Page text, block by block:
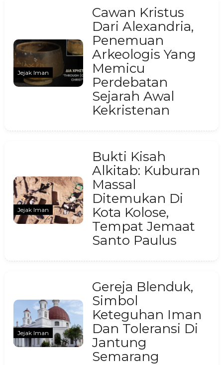
Jejak Iman
Cawan Kristus
Dari Alexandria,
Penemuan
Arkeologis Yang
Memicu
Perdebatan
Sejarah Awal
Kekristenan
Jejak Iman
Bukti Kisah
Alkitab: Kuburan
Massal
Ditemukan Di
Kota Kolose,
Tempat Jemaat
Santo Paulus
Jejak Iman
Gereja Blenduk,
Simbol
Keteguhan Iman
Dan Toleransi Di
Jantung
Semarang